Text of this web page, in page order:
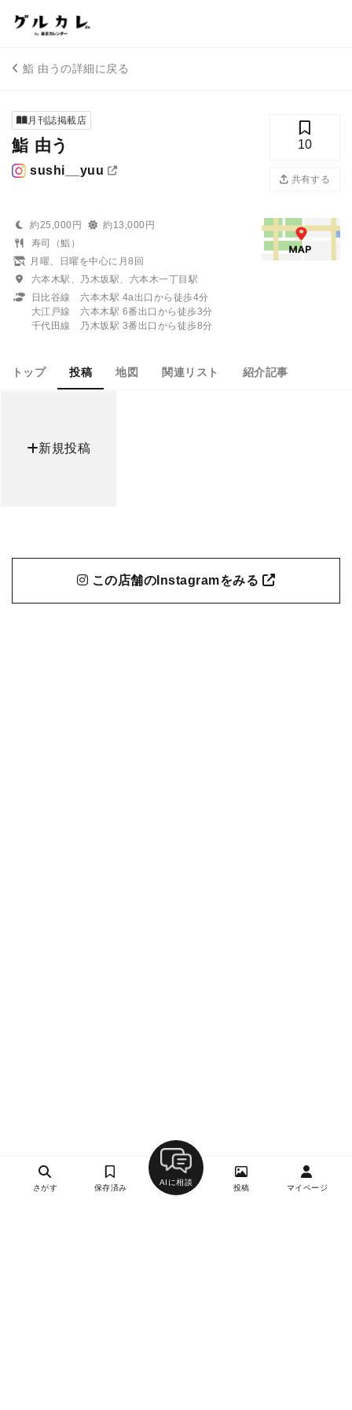
鮨 由うの詳細に戻る
月刊誌掲載店
鮨 由う
sushi__yuu
10
共有する
約25,000円
約13,000円
寿司（鮨）
月曜、日曜を中心に月8回
六本木駅、乃木坂駅、六本木一丁目駅
日比谷線 六本木駅 4a出口から徒歩4分
大江戸線 六本木駅 6番出口から徒歩3分
千代田線 乃木坂駅 3番出口から徒歩8分
トップ 投稿 地図 関連リスト 紹介記事
新規投稿
この店舗のInstagramをみる
さがす 保存済み
AIに相談
投稿 マイページ